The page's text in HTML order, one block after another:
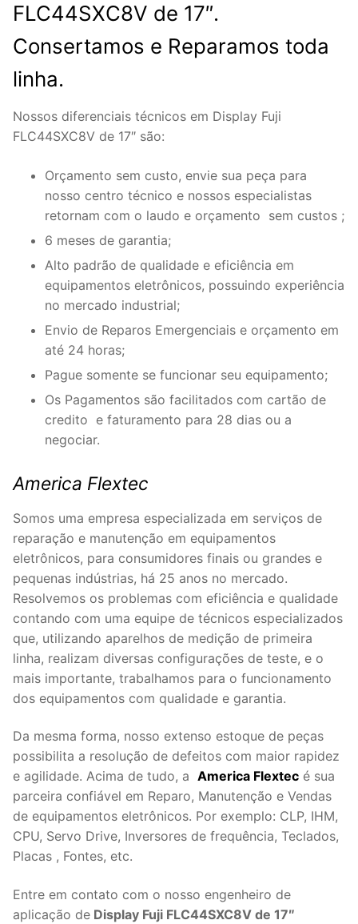
FLC44SXC8V de 17″.
Consertamos e Reparamos toda
linha.
Nossos diferenciais técnicos em Display Fuji
FLC44SXC8V de 17″ são:
Orçamento sem custo, envie sua peça para
nosso centro técnico e nossos especialistas
retornam com o laudo e orçamento sem custos ;
6 meses de garantia;
Alto padrão de qualidade e eficiência em
equipamentos eletrônicos, possuindo experiência
no mercado industrial;
Envio de Reparos Emergenciais e orçamento em
até 24 horas;
Pague somente se funcionar seu equipamento;
Os Pagamentos são facilitados com cartão de
credito e faturamento para 28 dias ou a
negociar.
America Flextec
Somos uma empresa especializada em serviços de
reparação e manutenção em equipamentos
eletrônicos, para consumidores finais ou grandes e
pequenas indústrias, há 25 anos no mercado.
Resolvemos os problemas com eficiência e qualidade
contando com uma equipe de técnicos especializados
que, utilizando aparelhos de medição de primeira
linha, realizam diversas configurações de teste, e o
mais importante, trabalhamos para o funcionamento
dos equipamentos com qualidade e garantia.
Da mesma forma, nosso extenso estoque de peças
possibilita a resolução de defeitos com maior rapidez
e agilidade. Acima de tudo, a America Flextec é sua
parceira confiável em Reparo, Manutenção e Vendas
de equipamentos eletrônicos. Por exemplo: CLP, IHM,
CPU, Servo Drive, Inversores de frequência, Teclados,
Placas , Fontes, etc.
Entre em contato com o nosso engenheiro de
aplicação de Display Fuji FLC44SXC8V de 17″